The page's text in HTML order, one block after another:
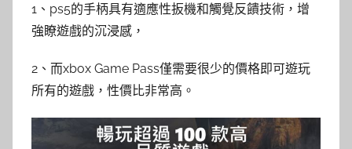
1、ps5的手柄具有適應性扳機和觸覺反饋技術，增
強瞭遊戲的沉浸感，
2、而xbox Game Pass僅需要很少的價格即可遊玩
所有的遊戲，性價比非常高。